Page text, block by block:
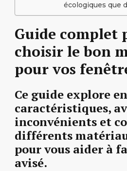
écologiques que
Guide complet
choisir le bon
pour vos
Ce guide explore
caractéristiques,
inconvénients et
différents
pour vous aider à
avisé.